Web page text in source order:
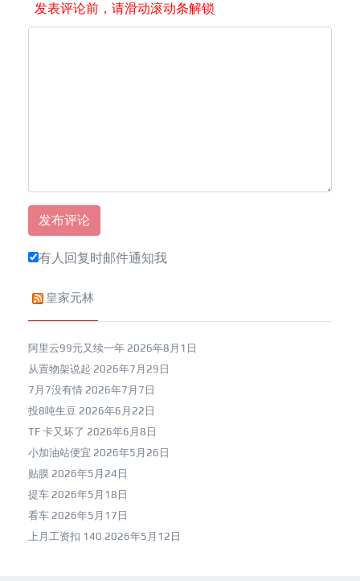
发表评论前，请滑动滚动条解锁
有人回复时邮件通知我
皇家元林
阿里云99元又续一年 2026年8月1日
从置物架说起 2026年7月29日
7月7没有情 2026年7月7日
投8吨生豆 2026年6月22日
TF 卡又坏了 2026年6月8日
小加油站便宜 2026年5月26日
贴膜 2026年5月24日
提车 2026年5月18日
看车 2026年5月17日
上月工资扣 140 2026年5月12日